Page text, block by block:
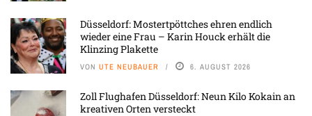
Düsseldorf: Mostertpöttches ehren endlich
wieder eine Frau – Karin Houck erhält die
Klinzing Plakette
VON UTE NEUBAUER 6. AUGUST 2026
Zoll Flughafen Düsseldorf: Neun Kilo Kokain an
kreativen Orten versteckt